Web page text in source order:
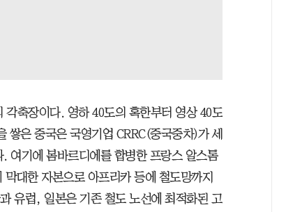
축장이다. 영하 40도의 혹한부터 영상 40도
쌓은 중국은 국영기업 CRRC(중국중차)가 세
여기에 봄바르디에를 합병한 프랑스 알스톰
대한 자본으로 아프리카 등에 철도망까지
유럽, 일본은 기존 철도 노선에 최적화된 고